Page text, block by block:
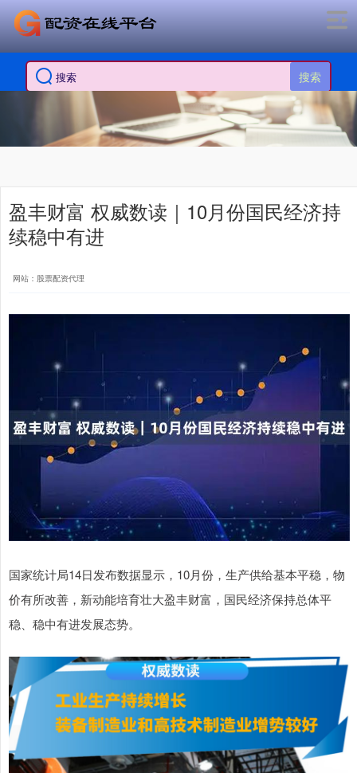
搜索
盈丰财富 权威数读｜10月份国民经济持
续稳中有进
网站：股票配资代理
国家统计局14日发布数据显示，10月份，生产供给基本平稳，物
价有所改善，新动能培育壮大盈丰财富，国民经济保持总体平
稳、稳中有进发展态势。